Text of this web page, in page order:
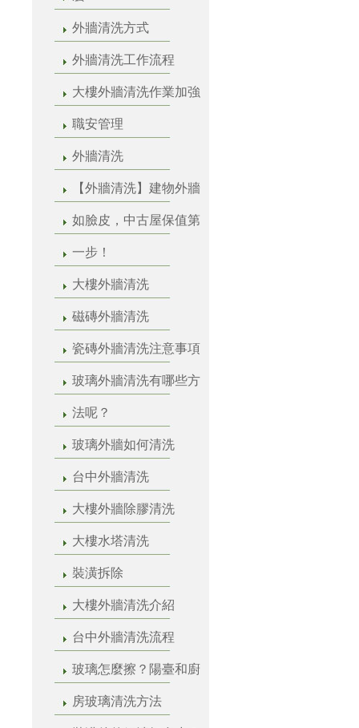
外牆清洗方式
外牆清洗工作流程
大樓外牆清洗作業加強
職安管理
外牆清洗
【外牆清洗】建物外牆
如臉皮，中古屋保值第
一步！
大樓外牆清洗
磁磚外牆清洗
瓷磚外牆清洗注意事項
玻璃外牆清洗有哪些方
法呢？
玻璃外牆如何清洗
台中外牆清洗
大樓外牆除膠清洗
大樓水塔清洗
裝潢拆除
大樓外牆清洗介紹
台中外牆清洗流程
玻璃怎麼擦？陽臺和廚
房玻璃清洗方法